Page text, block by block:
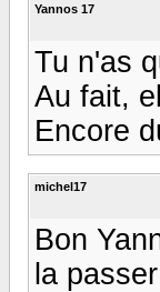
Yannos 17
Tu n'as
Au fait,
Encore
michel17
Bon
la